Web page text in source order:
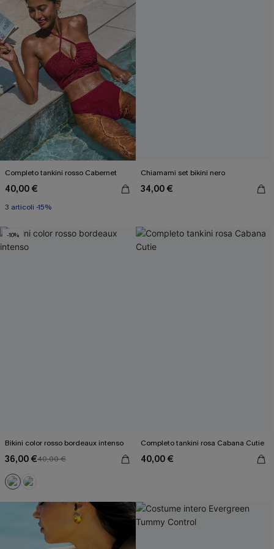
Completo tankini rosso Cabernet
40,00 €
3 articoli -15%
Chiamami set bikini nero
34,00 €
-10%
Bikini color rosso bordeaux intenso
36,00 €40,00 €
Completo tankini rosa Cabana Cutie
40,00 €